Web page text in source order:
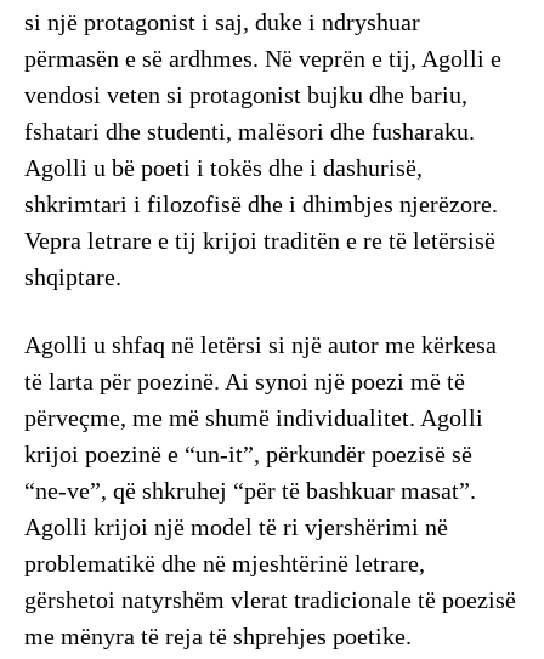
si një protagonist i saj, duke i ndryshuar
përmasën e së ardhmes. Në veprën e tij, Agolli e
vendosi veten si protagonist bujku dhe bariu,
fshatari dhe studenti, malësori dhe fusharaku.
Agolli u bë poeti i tokës dhe i dashurisë,
shkrimtari i filozofisë dhe i dhimbjes njerëzore.
Vepra letrare e tij krijoi traditën e re të letërsisë
shqiptare.
Agolli u shfaq në letërsi si një autor me kërkesa
të larta për poezinë. Ai synoi një poezi më të
përveçme, me më shumë individualitet. Agolli
krijoi poezinë e “un-it”, përkundër poezisë së
“ne-ve”, që shkruhej “për të bashkuar masat”.
Agolli krijoi një model të ri vjershërimi në
problematikë dhe në mjeshtërinë letrare,
gërshetoi natyrshëm vlerat tradicionale të poezisë
me mënyra të reja të shprehjes poetike.